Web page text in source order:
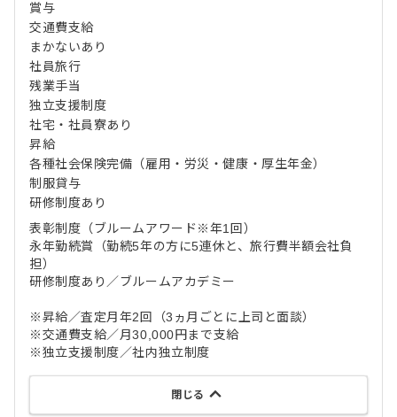
賞与
交通費支給
まかないあり
社員旅行
残業手当
独立支援制度
社宅・社員寮あり
昇給
各種社会保険完備（雇用・労災・健康・厚生年金）
制服貸与
研修制度あり
表彰制度（ブルームアワード※年1回）
永年勤続賞（勤続5年の方に5連休と、旅行費半額会社負
担）
研修制度あり／ブルームアカデミー
※昇給／査定月年2回（3ヵ月ごとに上司と面談）
※交通費支給／月30,000円まで支給
※独立支援制度／社内独立制度
閉じる